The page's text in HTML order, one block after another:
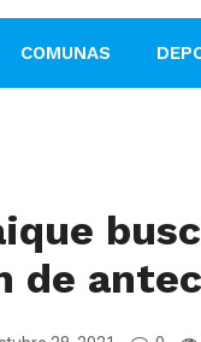
COMUNAS
de